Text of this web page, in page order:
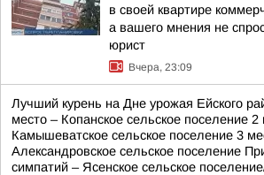
в своей квартире
а вашего мнения не
юрист
Вчера, 23:09
Лучший курень на Дне урожая Ейского
место – Копанское сельское поселение 2
Камышеватское сельское поселение 3
Александровское сельское поселение
симпатий – Ясенское сельское